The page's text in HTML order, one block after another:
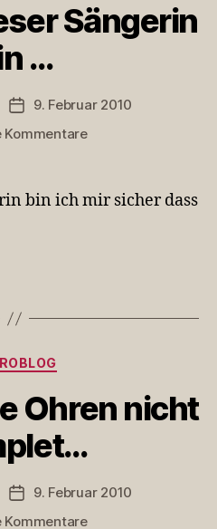
Sängerin
…
Veröffentlichungsdatum
9. Februar 2010
Kommentarezu
dieser
bin ich mir sicher dass
Kategorien
Ohren nicht
Veröffentlichungsdatum
9. Februar 2010
Kommentarezu